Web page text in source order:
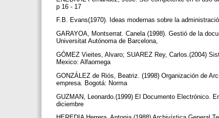
p 16 - 17
F.B. Evans(1970). Ideas modernas sobre la
GARAYOA, Montserrat. Canela (1998). Gestió de la
Universitat Autónoma de Barcelona,
GÓMEZ Vieites, Alvaro; SUAREZ Rey, Carlos.(2004)
Mexico: Alfaomega
GONZÁLEZ de Riós, Beatriz. (1998) Organización de
empresa. Bogotá: Norma
GUZMAN, Leonardo.(1999) El Documento Electrónico.
diciembre